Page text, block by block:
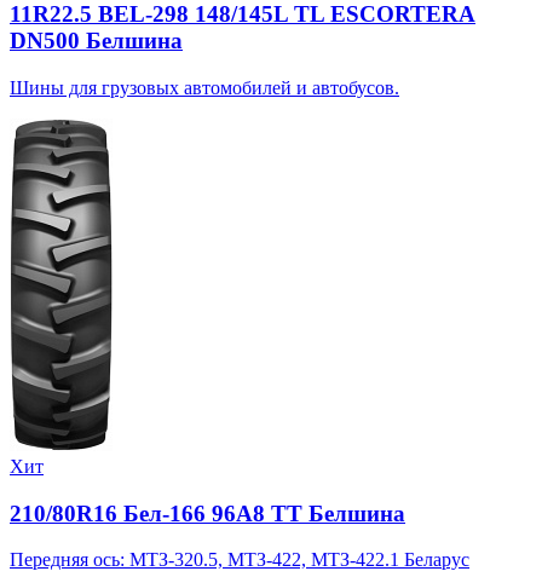
11R22.5 BEL-298 148/145L TL ESCORTERA
DN500 Белшина
Шины для грузовых автомобилей и автобусов.
Хит
210/80R16 Бел-166 96A8 TT Белшина
Передняя ось: МТЗ-320.5, МТЗ-422, МТЗ-422.1 Беларус